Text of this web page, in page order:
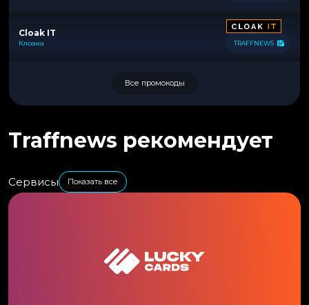
Cloak IT
Клоака TRAFFNEWS
Все промокоды
Traffnews рекомендует
Сервисы Показать все